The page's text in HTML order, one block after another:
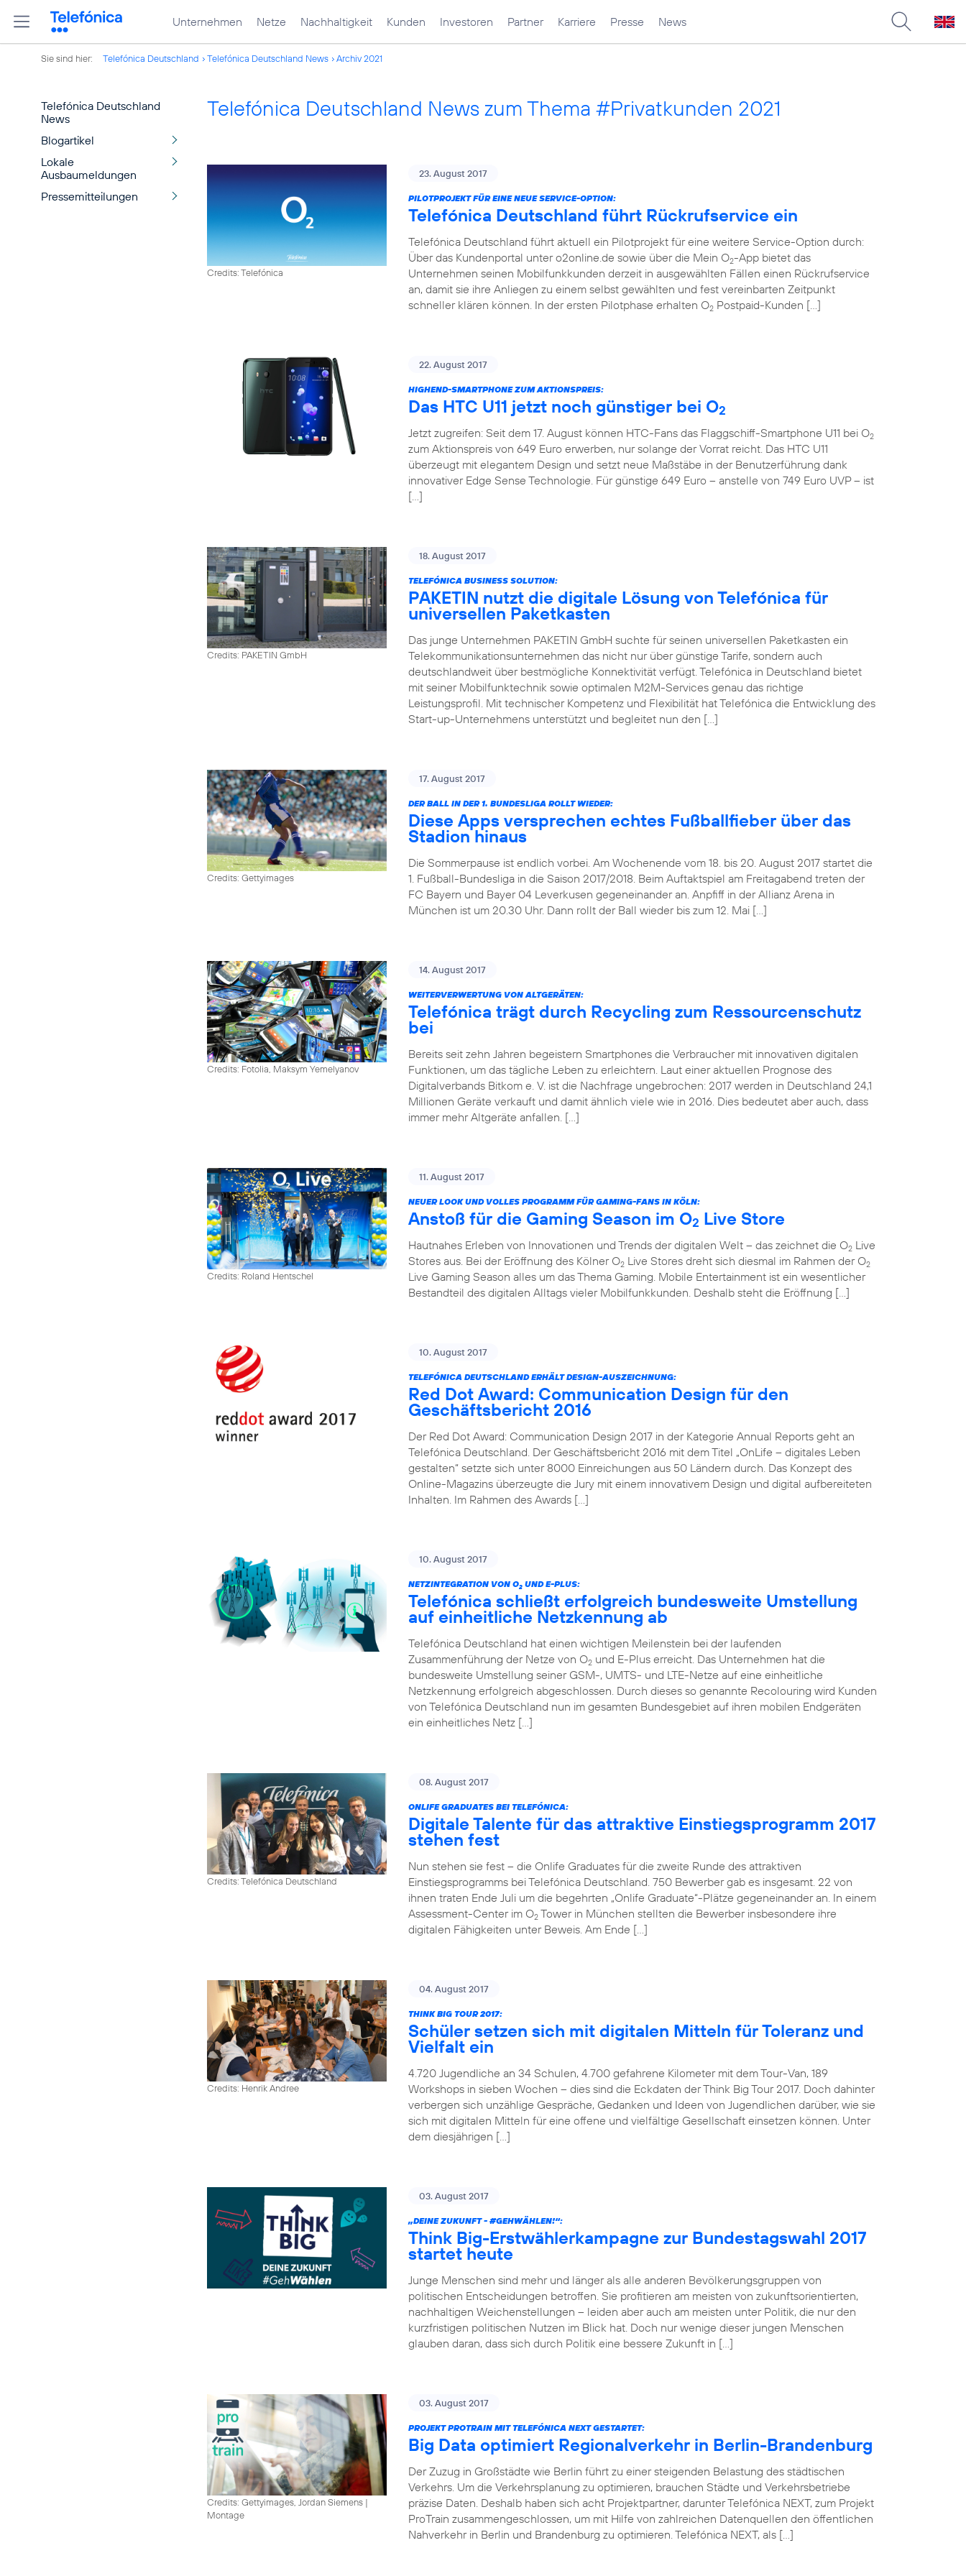
Unternehmen Netze Nachhaltigkeit Kunden Investoren Partner Karriere Presse News
Sie sind hier: Telefónica Deutschland Telefónica Deutschland News Archiv 2021
Telefónica Deutschland
News
Blogartikel
Lokale
Ausbaumeldungen
Pressemitteilungen
Telefónica Deutschland News zum Thema #Privatkunden 2021
Credits: Telefónica
23. August 2017
PILOTPROJEKT FÜR EINE NEUE SERVICE-OPTION:
Telefónica Deutschland führt Rückrufservice ein
Telefónica Deutschland führt aktuell ein Pilotprojekt für eine weitere Service-Option durch:
Über das Kundenportal unter o2online.de sowie über die Mein O2-App bietet das
Unternehmen seinen Mobilfunkkunden derzeit in ausgewählten Fällen einen Rückrufservice
an, damit sie ihre Anliegen zu einem selbst gewählten und fest vereinbarten Zeitpunkt
schneller klären können. In der ersten Pilotphase erhalten O2 Postpaid-Kunden […]
22. August 2017
HIGHEND-SMARTPHONE ZUM AKTIONSPREIS:
Das HTC U11 jetzt noch günstiger bei O2
Jetzt zugreifen: Seit dem 17. August können HTC-Fans das Flaggschiff-Smartphone U11 bei O2
zum Aktionspreis von 649 Euro erwerben, nur solange der Vorrat reicht. Das HTC U11
überzeugt mit elegantem Design und setzt neue Maßstäbe in der Benutzerführung dank
innovativer Edge Sense Technologie. Für günstige 649 Euro – anstelle von 749 Euro UVP – ist
[…]
Credits: PAKETIN GmbH
18. August 2017
TELEFÓNICA BUSINESS SOLUTION:
PAKETIN nutzt die digitale Lösung von Telefónica für
universellen Paketkasten
Das junge Unternehmen PAKETIN GmbH suchte für seinen universellen Paketkasten ein
Telekommunikationsunternehmen das nicht nur über günstige Tarife, sondern auch
deutschlandweit über bestmögliche Konnektivität verfügt. Telefónica in Deutschland bietet
mit seiner Mobilfunktechnik sowie optimalen M2M-Services genau das richtige
Leistungsprofil. Mit technischer Kompetenz und Flexibilität hat Telefónica die Entwicklung des
Start-up-Unternehmens unterstützt und begleitet nun den […]
Credits: Gettyimages
17. August 2017
DER BALL IN DER 1. BUNDESLIGA ROLLT WIEDER:
Diese Apps versprechen echtes Fußballfieber über das
Stadion hinaus
Die Sommerpause ist endlich vorbei. Am Wochenende vom 18. bis 20. August 2017 startet die
1. Fußball-Bundesliga in die Saison 2017/2018. Beim Auftaktspiel am Freitagabend treten der
FC Bayern und Bayer 04 Leverkusen gegeneinander an. Anpfiff in der Allianz Arena in
München ist um 20.30 Uhr. Dann rollt der Ball wieder bis zum 12. Mai […]
Credits: Fotolia, Maksym Yemelyanov
14. August 2017
WEITERVERWERTUNG VON ALTGERÄTEN:
Telefónica trägt durch Recycling zum Ressourcenschutz
bei
Bereits seit zehn Jahren begeistern Smartphones die Verbraucher mit innovativen digitalen
Funktionen, um das tägliche Leben zu erleichtern. Laut einer aktuellen Prognose des
Digitalverbands Bitkom e. V. ist die Nachfrage ungebrochen: 2017 werden in Deutschland 24,1
Millionen Geräte verkauft und damit ähnlich viele wie in 2016. Dies bedeutet aber auch, dass
immer mehr Altgeräte anfallen. […]
Credits: Roland Hentschel
11. August 2017
NEUER LOOK UND VOLLES PROGRAMM FÜR GAMING-FANS IN KÖLN:
Anstoß für die Gaming Season im O2 Live Store
Hautnahes Erleben von Innovationen und Trends der digitalen Welt – das zeichnet die O2 Live
Stores aus. Bei der Eröffnung des Kölner O2 Live Stores dreht sich diesmal im Rahmen der O2
Live Gaming Season alles um das Thema Gaming. Mobile Entertainment ist ein wesentlicher
Bestandteil des digitalen Alltags vieler Mobilfunkkunden. Deshalb steht die Eröffnung […]
10. August 2017
TELEFÓNICA DEUTSCHLAND ERHÄLT DESIGN-AUSZEICHNUNG:
Red Dot Award: Communication Design für den
Geschäftsbericht 2016
Der Red Dot Award: Communication Design 2017 in der Kategorie Annual Reports geht an
Telefónica Deutschland. Der Geschäftsbericht 2016 mit dem Titel „OnLife – digitales Leben
gestalten“ setzte sich unter 8000 Einreichungen aus 50 Ländern durch. Das Konzept des
Online-Magazins überzeugte die Jury mit einem innovativem Design und digital aufbereiteten
Inhalten. Im Rahmen des Awards […]
10. August 2017
NETZINTEGRATION VON O2 UND E-PLUS:
Telefónica schließt erfolgreich bundesweite Umstellung
auf einheitliche Netzkennung ab
Telefónica Deutschland hat einen wichtigen Meilenstein bei der laufenden
Zusammenführung der Netze von O2 und E-Plus erreicht. Das Unternehmen hat die
bundesweite Umstellung seiner GSM-, UMTS- und LTE-Netze auf eine einheitliche
Netzkennung erfolgreich abgeschlossen. Durch dieses so genannte Recolouring wird Kunden
von Telefónica Deutschland nun im gesamten Bundesgebiet auf ihren mobilen Endgeräten
ein einheitliches Netz […]
Credits: Telefónica Deutschland
08. August 2017
ONLIFE GRADUATES BEI TELEFÓNICA:
Digitale Talente für das attraktive Einstiegsprogramm 2017
stehen fest
Nun stehen sie fest – die Onlife Graduates für die zweite Runde des attraktiven
Einstiegsprogramms bei Telefónica Deutschland. 750 Bewerber gab es insgesamt. 22 von
ihnen traten Ende Juli um die begehrten „Onlife Graduate“-Plätze gegeneinander an. In einem
Assessment-Center im O2 Tower in München stellten die Bewerber insbesondere ihre
digitalen Fähigkeiten unter Beweis. Am Ende […]
Credits: Henrik Andree
04. August 2017
THINK BIG TOUR 2017:
Schüler setzen sich mit digitalen Mitteln für Toleranz und
Vielfalt ein
4.720 Jugendliche an 34 Schulen, 4.700 gefahrene Kilometer mit dem Tour-Van, 189
Workshops in sieben Wochen – dies sind die Eckdaten der Think Big Tour 2017. Doch dahinter
verbergen sich unzählige Gespräche, Gedanken und Ideen von Jugendlichen darüber, wie sie
sich mit digitalen Mitteln für eine offene und vielfältige Gesellschaft einsetzen können. Unter
dem diesjährigen […]
03. August 2017
„DEINE ZUKUNFT - #GEHWÄHLEN!“:
Think Big-Erstwählerkampagne zur Bundestagswahl 2017
startet heute
Junge Menschen sind mehr und länger als alle anderen Bevölkerungsgruppen von
politischen Entscheidungen betroffen. Sie profitieren am meisten von zukunftsorientierten,
nachhaltigen Weichenstellungen – leiden aber auch am meisten unter Politik, die nur den
kurzfristigen politischen Nutzen im Blick hat. Doch nur wenige dieser jungen Menschen
glauben daran, dass sich durch Politik eine bessere Zukunft in […]
Credits: Gettyimages, Jordan Siemens |
Montage
03. August 2017
PROJEKT PROTRAIN MIT TELEFÓNICA NEXT GESTARTET:
Big Data optimiert Regionalverkehr in Berlin-Brandenburg
Der Zuzug in Großstädte wie Berlin führt zu einer steigenden Belastung des städtischen
Verkehrs. Um die Verkehrsplanung zu optimieren, brauchen Städte und Verkehrsbetriebe
präzise Daten. Deshalb haben sich acht Projektpartner, darunter Telefónica NEXT, zum Projekt
ProTrain zusammengeschlossen, um mit Hilfe von zahlreichen Datenquellen den öffentlichen
Nahverkehr in Berlin und Brandenburg zu optimieren. Telefónica NEXT, als […]